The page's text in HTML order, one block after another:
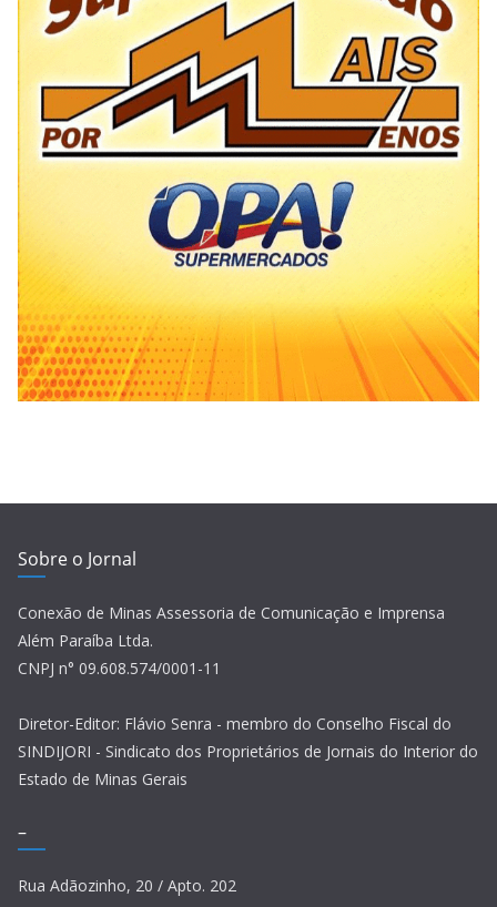
Sobre o Jornal
Conexão de Minas Assessoria de Comunicação e Imprensa
Além Paraíba Ltda.
CNPJ n° 09.608.574/0001-11
Diretor-Editor: Flávio Senra - membro do Conselho Fiscal do
SINDIJORI - Sindicato dos Proprietários de Jornais do Interior do
Estado de Minas Gerais
–
Rua Adãozinho, 20 / Apto. 202